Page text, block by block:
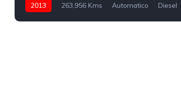
2013 263,956 Kms Automatico Diesel